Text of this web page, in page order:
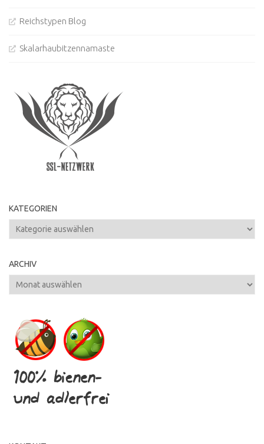
Reichstypen Blog
Skalarhaubitzennamaste
KATEGORIEN
Kategorien
ARCHIV
Archiv